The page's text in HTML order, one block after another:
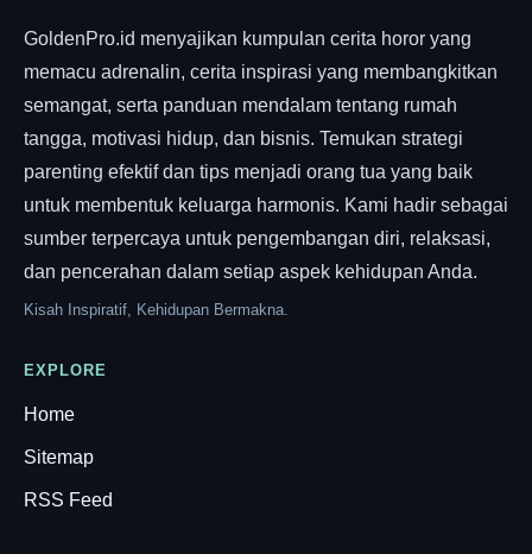
GoldenPro.id menyajikan kumpulan cerita horor yang
memacu adrenalin, cerita inspirasi yang membangkitkan
semangat, serta panduan mendalam tentang rumah
tangga, motivasi hidup, dan bisnis. Temukan strategi
parenting efektif dan tips menjadi orang tua yang baik
untuk membentuk keluarga harmonis. Kami hadir sebagai
sumber terpercaya untuk pengembangan diri, relaksasi,
dan pencerahan dalam setiap aspek kehidupan Anda.
Kisah Inspiratif, Kehidupan Bermakna.
EXPLORE
Home
Sitemap
RSS Feed